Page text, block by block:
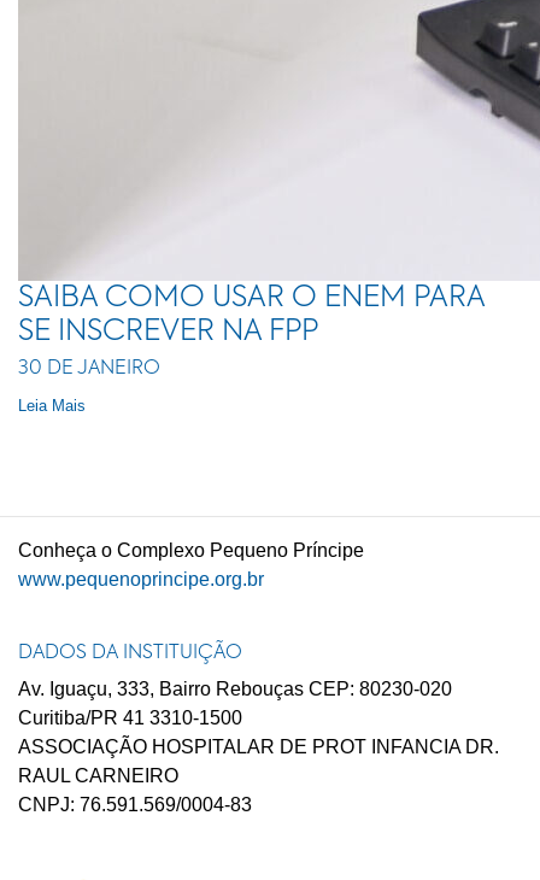
SAIBA COMO USAR O ENEM PARA
SE INSCREVER NA FPP
30 DE JANEIRO
Leia Mais
Conheça o Complexo Pequeno Príncipe
www.pequenoprincipe.org.br
DADOS DA INSTITUIÇÃO
Av. Iguaçu, 333, Bairro Rebouças CEP: 80230-020
Curitiba/PR 41 3310-1500
ASSOCIAÇÃO HOSPITALAR DE PROT INFANCIA DR.
RAUL CARNEIRO
CNPJ: 76.591.569/0004-83